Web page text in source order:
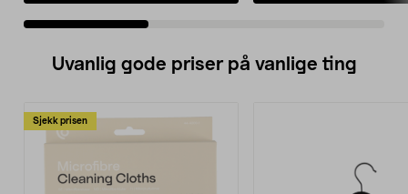
Uvanlig gode priser på vanlige ting
Sjekk prisen